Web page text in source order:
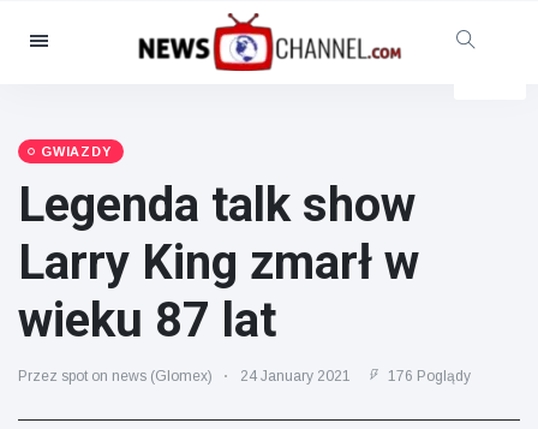
Kategorie
Opieka społeczna i zabawa
Kino i telewizja
(81)
Sport
(237)
Gwiazdy
(13938)
Moda i piękno
(122)
Samochody i silnik
(5997)
Żywność i picie
(79)
GWIAZDY
Legenda talk show
Larry King zmarł w
wieku 87 lat
Przez spot on news (Glomex) 24 January 2021 176 Poglądy